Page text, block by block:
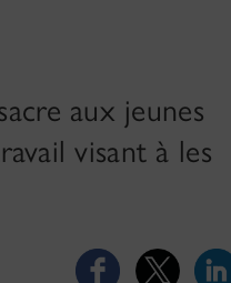
aux jeunes
visant à les